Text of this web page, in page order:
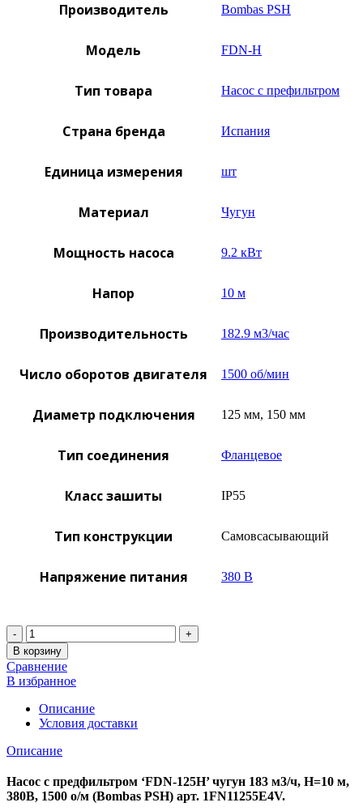
Производитель Bombas PSH
Модель FDN-Н
Тип товара Насос с префильтром
Страна бренда Испания
Единица измерения шт
Материал Чугун
Мощность насоса 9.2 кВт
Напор 10 м
Производительность 182.9 м3/час
Число оборотов двигателя 1500 об/мин
Диаметр подключения 125 мм, 150 мм
Тип соединения Фланцевое
Класс зашиты IP55
Тип конструкции Самовсасывающий
Напряжение питания 380 В
Количество
В корзину
Сравнение
В избранное
Описание
Условия доставки
Описание
Насос с предфильтром ‘FDN-125H’ чугун 183 м3/ч, Н=10 м,
380В, 1500 о/м (Bombas PSH) арт. 1FN11255E4V.